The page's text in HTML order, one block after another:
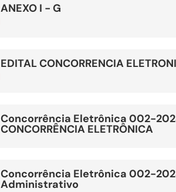
ANEXO I - G
EDITAL CONCORRENCIA
Concorrência Eletrônica 002-
CONCORRÊNCIA ELETRÔNICA
Concorrência Eletrônica 002-
Administrativo